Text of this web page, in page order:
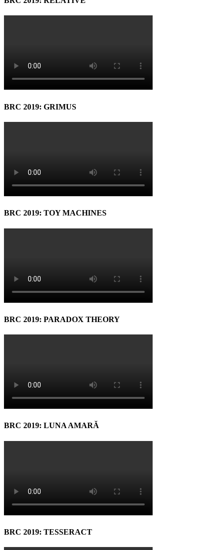
BRC 2019: GRIMUS
BRC 2019: TOY MACHINES
BRC 2019: PARADOX THEORY
BRC 2019: LUNA AMARĂ
BRC 2019: TESSERACT